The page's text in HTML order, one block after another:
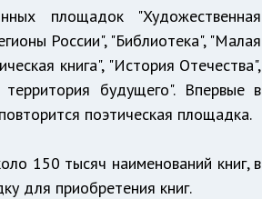
площадок "Художественная
России", "Библиотека", "Малая
книга", "История Отечества",
территория будущего". Впервые в
поэтическая площадка.
150 тысяч наименований книг, в
для приобретения книг.